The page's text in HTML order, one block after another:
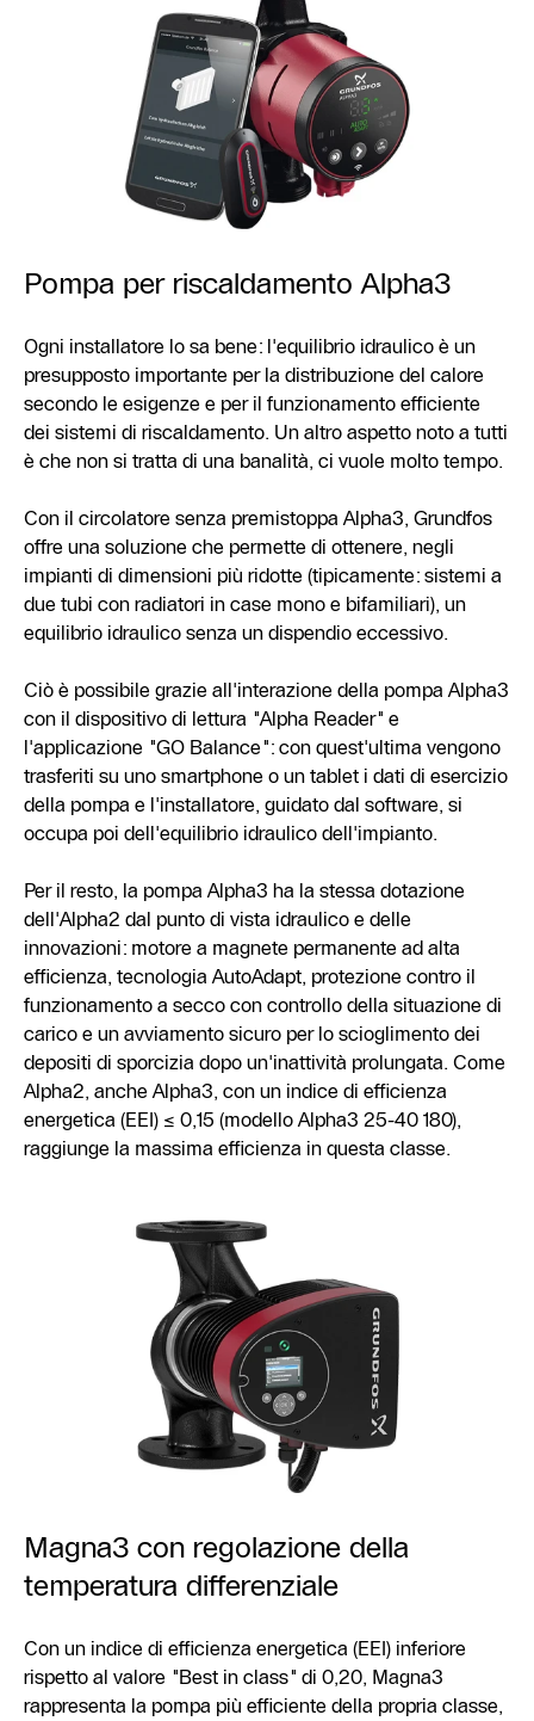
Pompa per riscaldamento Alpha3
Ogni installatore lo sa bene: l'equilibrio idraulico è un
presupposto importante per la distribuzione del calore
secondo le esigenze e per il funzionamento efficiente
dei sistemi di riscaldamento. Un altro aspetto noto a tutti
è che non si tratta di una banalità, ci vuole molto tempo.
Con il circolatore senza premistoppa Alpha3, Grundfos
offre una soluzione che permette di ottenere, negli
impianti di dimensioni più ridotte (tipicamente: sistemi a
due tubi con radiatori in case mono e bifamiliari), un
equilibrio idraulico senza un dispendio eccessivo.
Ciò è possibile grazie all'interazione della pompa Alpha3
con il dispositivo di lettura "Alpha Reader" e
l'applicazione "GO Balance": con quest'ultima vengono
trasferiti su uno smartphone o un tablet i dati di esercizio
della pompa e l'installatore, guidato dal software, si
occupa poi dell'equilibrio idraulico dell'impianto.
Per il resto, la pompa Alpha3 ha la stessa dotazione
dell'Alpha2 dal punto di vista idraulico e delle
innovazioni: motore a magnete permanente ad alta
efficienza, tecnologia AutoAdapt, protezione contro il
funzionamento a secco con controllo della situazione di
carico e un avviamento sicuro per lo scioglimento dei
depositi di sporcizia dopo un'inattività prolungata. Come
Alpha2, anche Alpha3, con un indice di efficienza
energetica (EEI) ≤ 0,15 (modello Alpha3 25-40 180),
raggiunge la massima efficienza in questa classe.
Magna3 con regolazione della
temperatura differenziale
Con un indice di efficienza energetica (EEI) inferiore
rispetto al valore "Best in class" di 0,20, Magna3
rappresenta la pompa più efficiente della propria classe,